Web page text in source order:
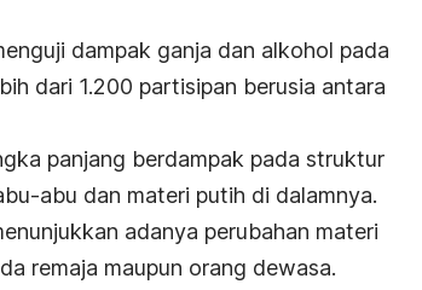
dampak ganja dan alkohol pada
dari 1.200 partisipan berusia antara
panjang berdampak pada struktur
abu dan materi putih di dalamnya.
adanya perubahan materi
remaja maupun orang dewasa.